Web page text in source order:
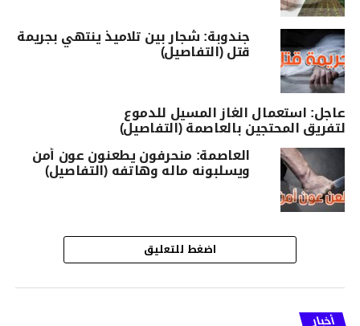
جندوبة: شجار بين تلاميذ ينتهي بجريمة
قتل (التفاصيل)
عاجل: استعمال الغاز المسيل للدموع
لتفريق المحتجين بالعاصمة (التفاصيل)
العاصمة: منحرفون يطعنون عون أمن
ويسلبونه ماله وهاتفه (التفاصيل)
اضغط للتعليق
أخبار